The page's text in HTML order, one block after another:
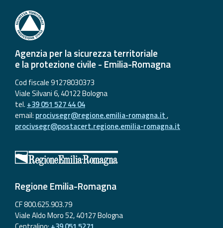
Agenzia per la sicurezza territoriale
e la protezione civile - Emilia-Romagna
Cod fiscale 91278030373
Viale Silvani 6, 40122 Bologna
tel. +39 051 527 44 04
email: procivsegr@regione.emilia-romagna.it,
procivsegr@postacert.regione.emilia-romagna.it
Regione Emilia-Romagna
CF 800.625.903.79
Viale Aldo Moro 52, 40127 Bologna